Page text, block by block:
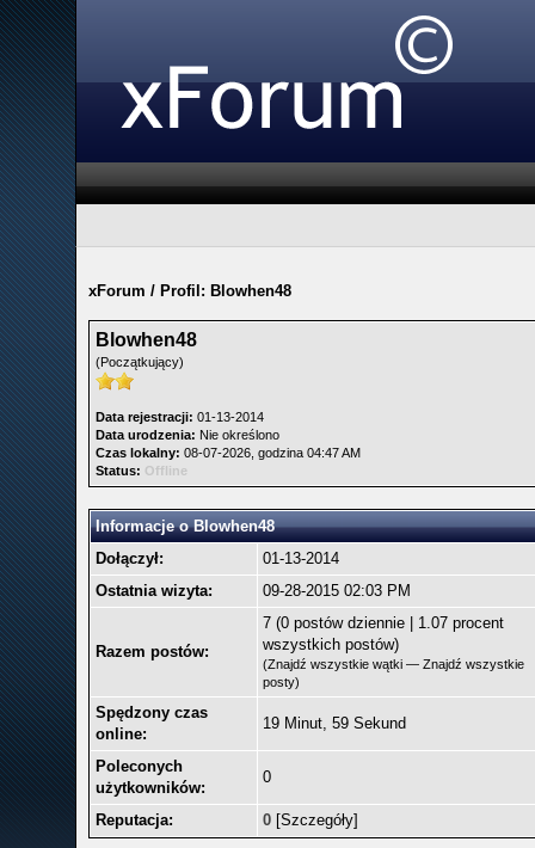
xForum / Profil: Blowhen48
Blowhen48
(Początkujący)
Data rejestracji: 01-13-2014
Data urodzenia: Nie określono
Czas lokalny: 08-07-2026, godzina 04:47 AM
Status: Offline
Informacje o Blowhen48
Dołączył:
01-13-2014
Ostatnia wizyta:
09-28-2015 02:03 PM
Razem postów:
7 (0 postów dziennie | 1.07 procent
wszystkich postów)
(Znajdź wszystkie wątki— Znajdź wszystkie
posty)
Spędzony czas
online:
19 Minut, 59 Sekund
Poleconych
użytkowników:
0
Reputacja: 0[Szczegóły]